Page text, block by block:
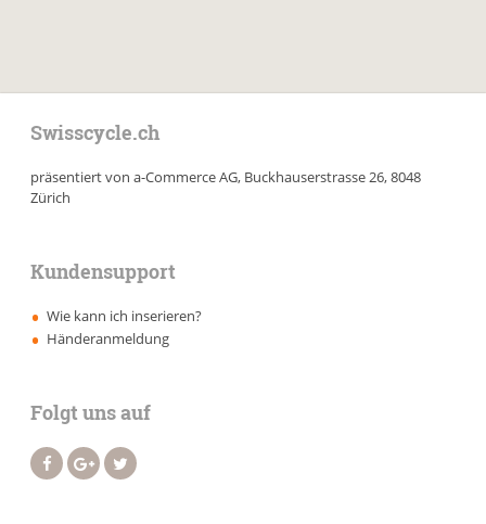
Swisscycle.ch
präsentiert von a-Commerce AG, Buckhauserstrasse 26, 8048
Zürich
Kundensupport
Wie kann ich inserieren?
Händeranmeldung
Folgt uns auf